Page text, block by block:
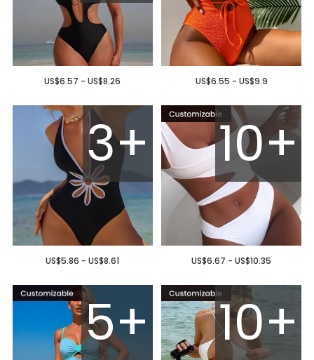
US$6.57 - US$8.26 US$6.55 - US$9.9
3+
US$5.86 - US$8.61
10+
US$6.67 - US$10.35
5+ 10+